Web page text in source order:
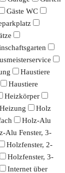
Gäste WC
Haustiere
Haustiere
Heizkörper
Holz
Holz-Alu
Alu Fenster, 3-
Holzfenster, 2-
Holzfenster, 3-
Internet über